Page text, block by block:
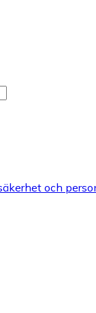
och